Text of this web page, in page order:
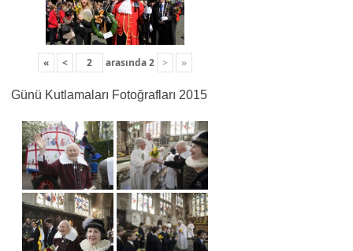
« < arasında2 > »
Günü Kutlamaları Fotoğrafları 2015